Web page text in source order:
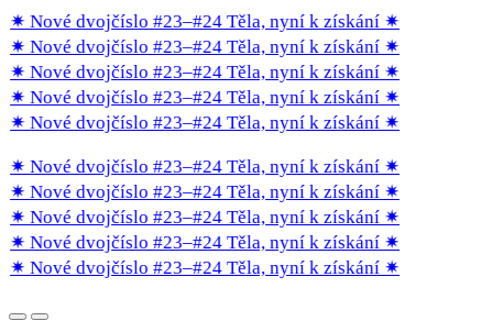
✷ Nové dvojčíslo #23–#24 Těla, nyní k získání✷
✷ Nové dvojčíslo #23–#24 Těla, nyní k získání✷
✷ Nové dvojčíslo #23–#24 Těla, nyní k získání✷
✷ Nové dvojčíslo #23–#24 Těla, nyní k získání✷
✷ Nové dvojčíslo #23–#24 Těla, nyní k získání✷
✷ Nové dvojčíslo #23–#24 Těla, nyní k získání✷
✷ Nové dvojčíslo #23–#24 Těla, nyní k získání✷
✷ Nové dvojčíslo #23–#24 Těla, nyní k získání✷
✷ Nové dvojčíslo #23–#24 Těla, nyní k získání✷
✷ Nové dvojčíslo #23–#24 Těla, nyní k získání✷